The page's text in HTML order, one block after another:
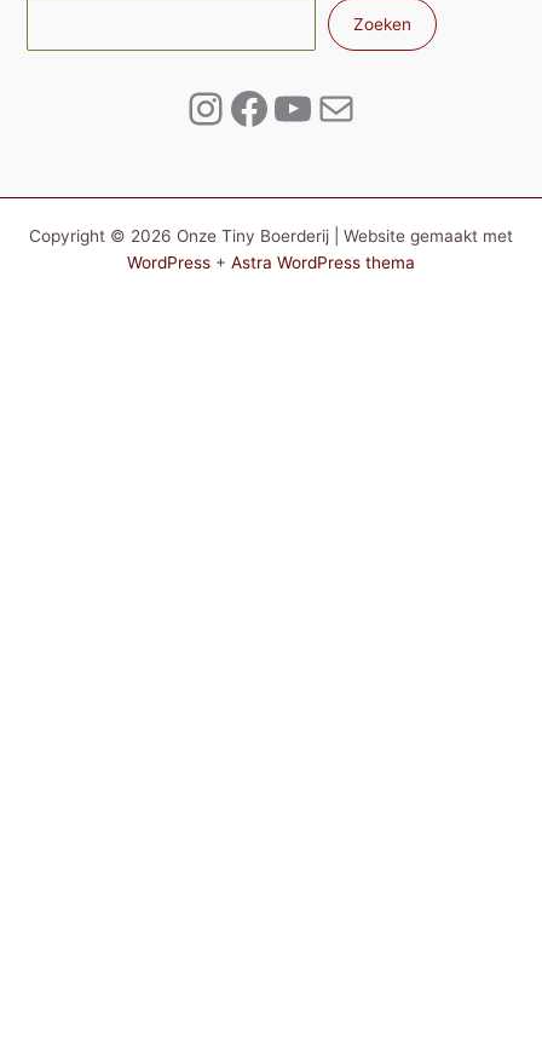
Zoeken
Instagram
Facebook
YouTube
E-mail
Copyright © 2026 Onze Tiny Boerderij | Website gemaakt met
WordPress + Astra WordPress thema